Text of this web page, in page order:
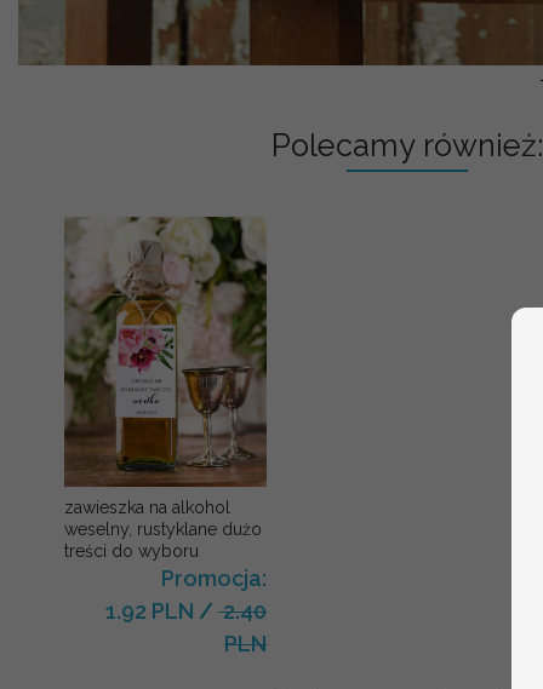
Polecamy również:
zawieszka na alkohol
weselny, rustyklane dużo
treści do wyboru
Promocja:
1.92 PLN /2.40
PLN